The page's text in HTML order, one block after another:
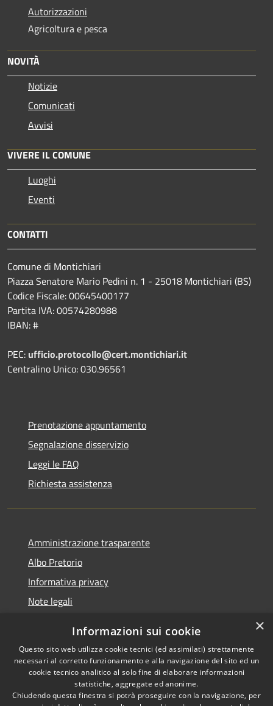
Autorizzazioni
Agricoltura e pesca
NOVITÀ
Notizie
Comunicati
Avvisi
VIVERE IL COMUNE
Luoghi
Eventi
CONTATTI
Comune di Montichiari
Piazza Senatore Mario Pedini n. 1 - 25018 Montichiari (BS)
Codice Fiscale: 00645400177
Partita IVA: 00574280988
IBAN: #
PEC: ufficio.protocollo@cert.montichiari.it
Centralino Unico: 030.96561
Prenotazione appuntamento
Segnalazione disservizio
Leggi le FAQ
Richiesta assistenza
Amministrazione trasparente
Albo Pretorio
Informativa privacy
Note legali
Whisteblowing
RSS Copyright © 2026 • Comune di
×
Informazioni sui cookie
Questo sito web utilizza cookie tecnici (ed assimilati) strettamente
necessari al corretto funzionamento e alla navigazione del sito ed un
cookie tecnico analitico al solo fine di elaborare informazioni
statistiche, aggregate ed anonime.
Chiudendo questa finestra si potrà proseguire con la navigazione, per